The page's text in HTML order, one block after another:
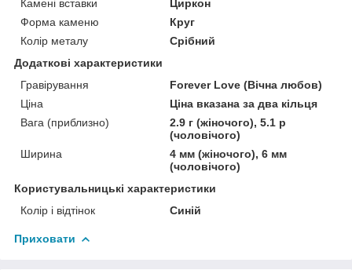
Камені вставки
Циркон
Форма каменю
Круг
Колір металу
Срібний
Додаткові характеристики
Гравірування
Forever Love (Вічна любов)
Ціна
Ціна вказана за два кільця
Вага (приблизно)
2.9 г (жіночого), 5.1 р
(чоловічого)
Ширина
4 мм (жіночого), 6 мм
(чоловічого)
Користувальницькі характеристики
Колір і відтінок
Синій
Приховати